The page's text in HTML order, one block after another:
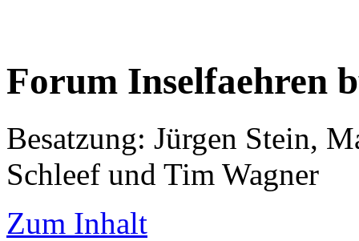
Forum Inselfaehren
Besatzung: Jürgen Stein,
Schleef und Tim Wagner
Zum Inhalt